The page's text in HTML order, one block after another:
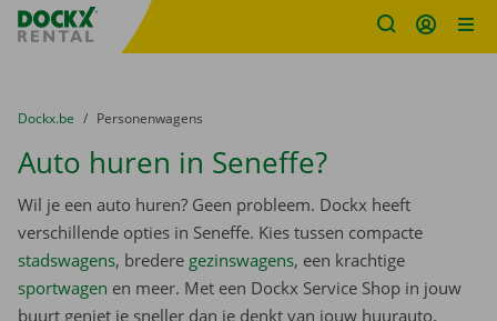
Fratello DEMO
U bevindt zich hier:
van
Dockx.be naar
Personenwagens
Auto huren in Seneffe?
Wil je een auto huren? Geen probleem. Dockx heeft
verschillende opties in Seneffe. Kies tussen compacte
stadswagens, bredere gezinswagens, een krachtige
sportwagen en meer. Met een Dockx Service Shop in jouw
buurt geniet je sneller dan je denkt van jouw huurauto.